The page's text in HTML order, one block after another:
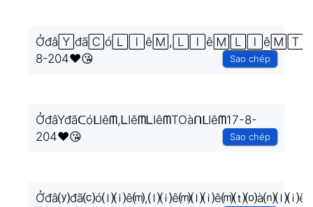
8-204❤️😘
Sao chép
ỞđâYđãᑕóᒪIêᗰ,ᒪIêᗰᒪIêᗰTOàᑎᒪIêᗰ17-8-
204❤️😘
Sao chép